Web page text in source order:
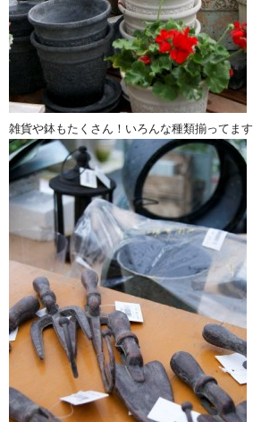
雑貨や鉢もたくさん！いろんな種類揃ってます